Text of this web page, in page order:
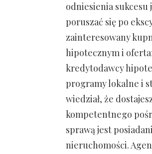
odniesienia sukcesu
poruszać się po
zainteresowany
hipotecznym i
kredytodawcy
programy lokalne i
wiedział, że
kompetentnego
sprawą jest
nieruchomości.